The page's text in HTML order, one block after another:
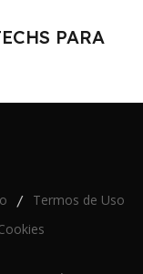
PARA
/ Termos de Uso